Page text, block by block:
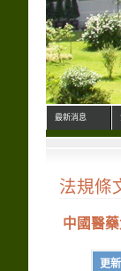
最新消息
法規條
中國醫
更